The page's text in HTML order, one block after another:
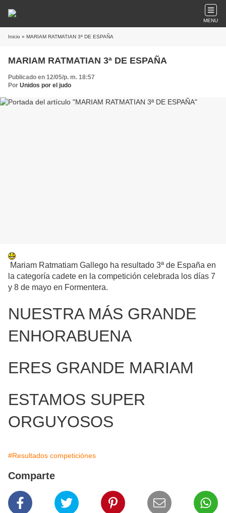
MENU
Inicio » MARIAM RATMATIAN 3ª DE ESPAÑA
MARIAM RATMATIAN 3ª DE ESPAÑA
Publicado en 12/05/p. m. 18:57
Por Unidos por el judo
Mariam Ratmatiam Gallego ha resultado 3ª de España en
la categoría cadete en la competición celebrada los días 7
y 8 de mayo en Formentera.
NUESTRA MÁS GRANDE
ENHORABUENA
ERES GRANDE MARIAM
ESTAMOS SUPER
ORGUYOSOS
#Resultados competiciónes
Comparte